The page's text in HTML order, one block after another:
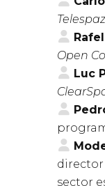
Open
Luc
director
sector